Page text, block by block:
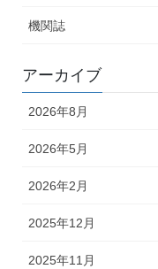
機関誌
アーカイブ
2026年8月
2026年5月
2026年2月
2025年12月
2025年11月